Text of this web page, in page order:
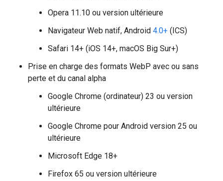
Opera 11.10 ou version ultérieure
Navigateur Web natif, Android 4.0+ (ICS)
Safari 14+ (iOS 14+, macOS Big Sur+)
Prise en charge des formats WebP avec ou sans
perte et du canal alpha
Google Chrome (ordinateur) 23 ou version
ultérieure
Google Chrome pour Android version 25 ou
ultérieure
Microsoft Edge 18+
Firefox 65 ou version ultérieure